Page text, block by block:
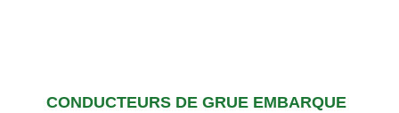
CONDUCTEURS DE GRUE EMBARQUE